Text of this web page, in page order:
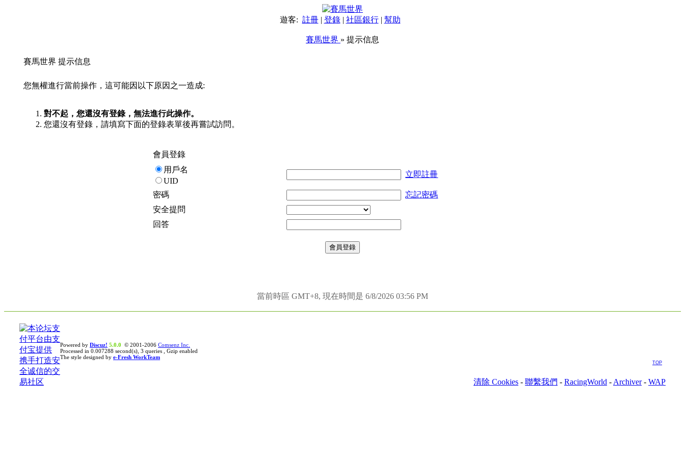
遊客: 註冊| 登錄| 社區銀行| 幫助
賽馬世界 » 提示信息
賽馬世界 提示信息
您無權進行當前操作，這可能因以下原因之一造成:
對不起，您還沒有登錄，無法進行此操作。
您還沒有登錄，請填寫下面的登錄表單後再嘗試訪問。
會員登錄
用戶名
UID
立即註冊
密碼
忘記密碼
安全提問
回答
當前時區 GMT+8, 現在時間是 6/8/2026 03:56 PM
Powered by Discuz! 5.0.0 © 2001-2006 Comsenz Inc.
Processed in 0.007288 second(s), 3 queries , Gzip enabled
The style designed by e-Fresh WorkTeam
TOP
清除 Cookies - 聯繫我們 - RacingWorld - Archiver- WAP